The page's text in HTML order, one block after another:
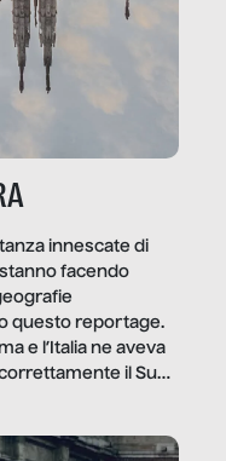
innescate di
facendo
questo reportage.
e l’Italia ne aveva
il Sud